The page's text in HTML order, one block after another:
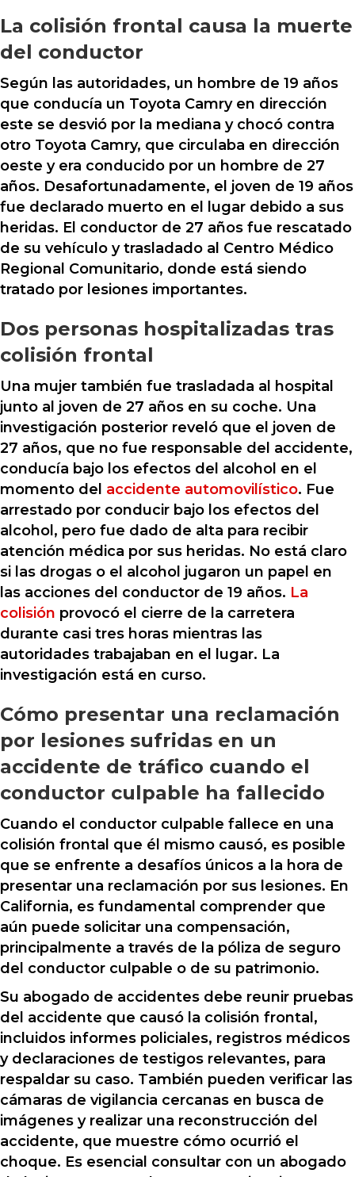
La colisión frontal causa la muerte
del conductor
Según las autoridades, un hombre de 19 años
que conducía un Toyota Camry en dirección
este se desvió por la mediana y chocó contra
otro Toyota Camry, que circulaba en dirección
oeste y era conducido por un hombre de 27
años. Desafortunadamente, el joven de 19 años
fue declarado muerto en el lugar debido a sus
heridas. El conductor de 27 años fue rescatado
de su vehículo y trasladado al Centro Médico
Regional Comunitario, donde está siendo
tratado por lesiones importantes.
Dos personas hospitalizadas tras
colisión frontal
Una mujer también fue trasladada al hospital
junto al joven de 27 años en su coche. Una
investigación posterior reveló que el joven de
27 años, que no fue responsable del accidente,
conducía bajo los efectos del alcohol en el
momento del accidente automovilístico. Fue
arrestado por conducir bajo los efectos del
alcohol, pero fue dado de alta para recibir
atención médica por sus heridas. No está claro
si las drogas o el alcohol jugaron un papel en
las acciones del conductor de 19 años. La
colisión provocó el cierre de la carretera
durante casi tres horas mientras las
autoridades trabajaban en el lugar. La
investigación está en curso.
Cómo presentar una reclamación
por lesiones sufridas en un
accidente de tráfico cuando el
conductor culpable ha fallecido
Cuando el conductor culpable fallece en una
colisión frontal que él mismo causó, es posible
que se enfrente a desafíos únicos a la hora de
presentar una reclamación por sus lesiones. En
California, es fundamental comprender que
aún puede solicitar una compensación,
principalmente a través de la póliza de seguro
del conductor culpable o de su patrimonio.
Su abogado de accidentes debe reunir pruebas
del accidente que causó la colisión frontal,
incluidos informes policiales, registros médicos
y declaraciones de testigos relevantes, para
respaldar su caso. También pueden verificar las
cámaras de vigilancia cercanas en busca de
imágenes y realizar una reconstrucción del
accidente, que muestre cómo ocurrió el
choque. Es esencial consultar con un abogado